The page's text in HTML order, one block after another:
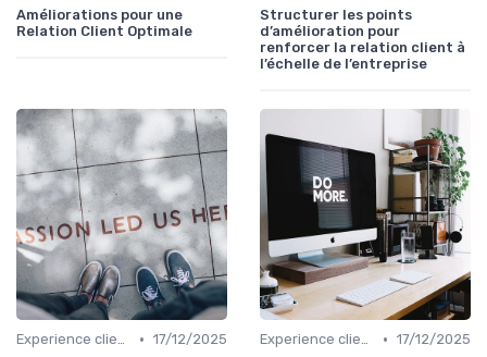
Améliorations pour une
Relation Client Optimale
Structurer les points
d’amélioration pour
renforcer la relation client à
l’échelle de l’entreprise
Experience client • 17/12/2025
Experience client • 17/12/2025